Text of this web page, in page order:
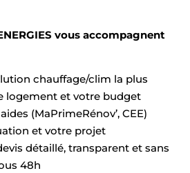
vous accompagnent
chauffage/clim la plus
logement et votre budget
(MaPrimeRénov’, CEE)
et votre projet
détaillé, transparent et sans
48h